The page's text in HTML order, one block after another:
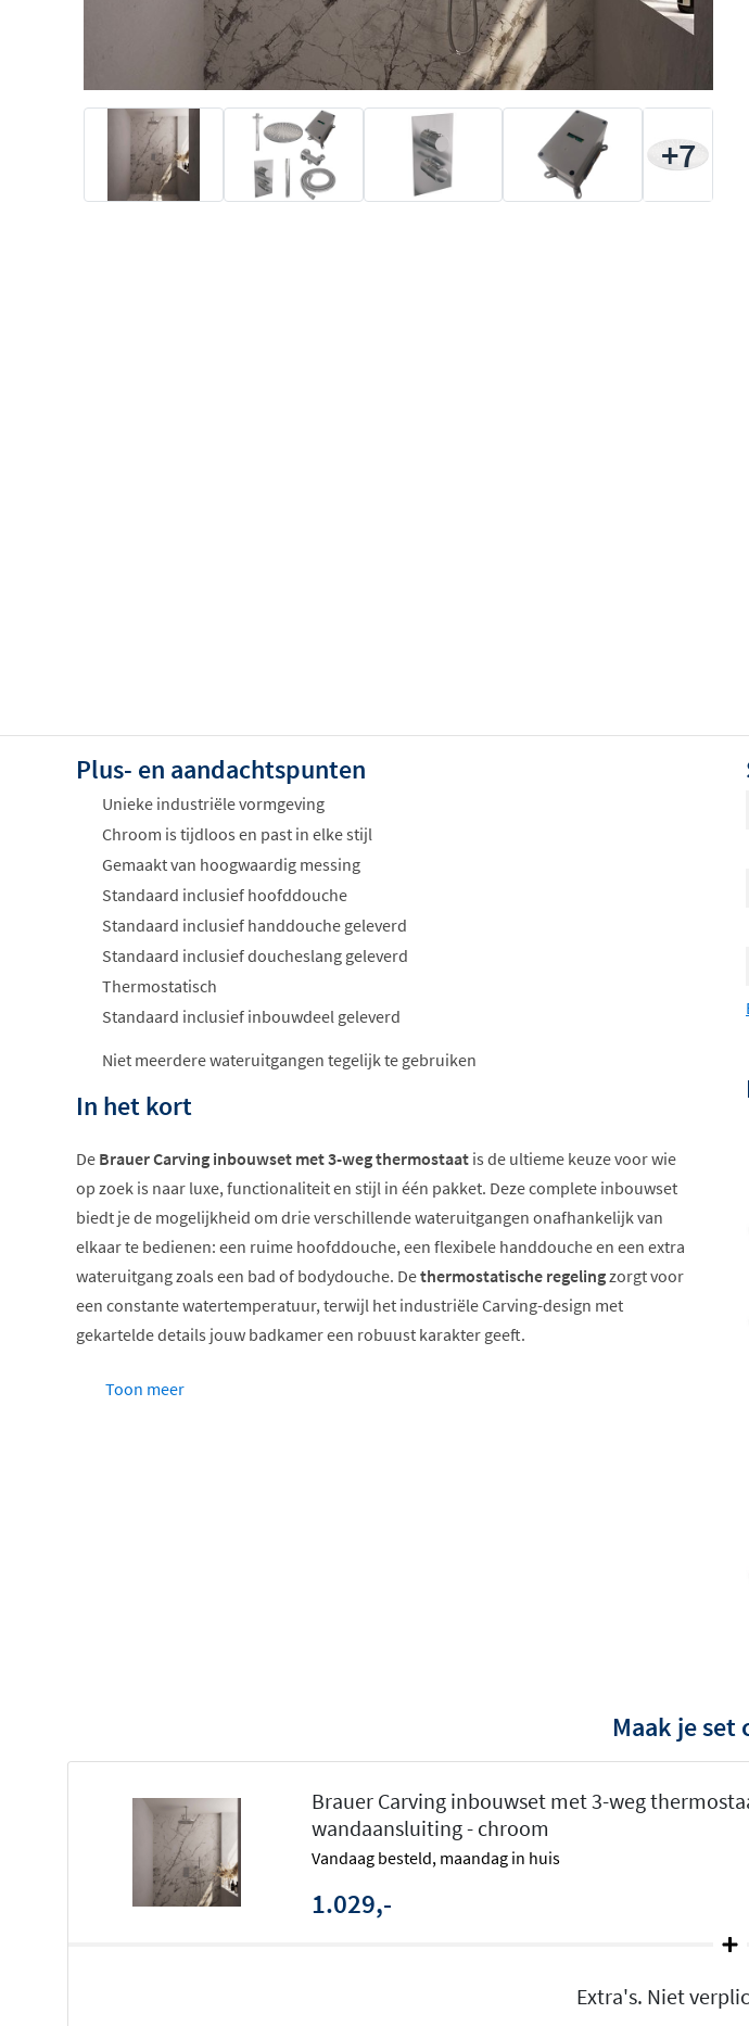
+7
Plus- en aandachtspunten
Unieke industriële vormgeving
Chroom is tijdloos en past in elke stijl
Gemaakt van hoogwaardig messing
Standaard inclusief hoofddouche
Standaard inclusief handdouche geleverd
Standaard inclusief doucheslang geleverd
Thermostatisch
Standaard inclusief inbouwdeel geleverd
Niet meerdere wateruitgangen tegelijk te gebruiken
In het kort
De Brauer Carving inbouwset met 3-weg thermostaat is de ultieme keuze voor wie
op zoek is naar luxe, functionaliteit en stijl in één pakket. Deze complete inbouwset
biedt je de mogelijkheid om drie verschillende wateruitgangen onafhankelijk van
elkaar te bedienen: een ruime hoofddouche, een flexibele handdouche en een extra
wateruitgang zoals een bad of bodydouche. Dethermostatische regelingzorgt voor
een constante watertemperatuur, terwijl het industriële Carving-design met
gekartelde details jouw badkamer een robuust karakter geeft.
3-weg thermostaat voor maximale flexibiliteit
Veilig en comfortabel
De ingebouwde thermostaat houdt de watertemperatuur automatisch stabiel, zelfs
bij drukverschillen in de leiding. Zo geniet je van eenconstante en veilige
douchetemperatuurzonder onverwachte schommelingen. De draaigrepen zijn
voorzien van een gekartelde afwerking, wat niet alleen mooi oogt maar ook zorgt
Toon meer
Maak je set
Brauer Carving inbouwset met 3-weg
wandaansluiting - chroom
vandaag besteld, maandag in huis
1.029,-
Extra's. Niet